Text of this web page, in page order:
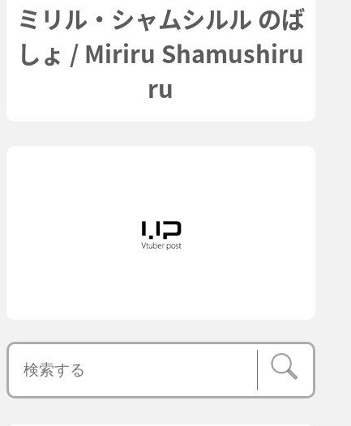
ミリル・シャムシルル のば
しょ / Miriru Shamushiru
ru